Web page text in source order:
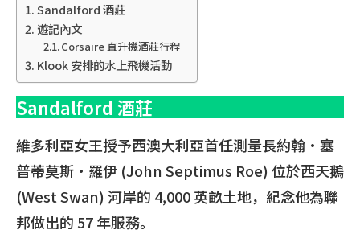
Sandalford 酒莊
遊記內文
Corsaire 直升機酒莊行程
Klook 安排的水上飛機活動
Sandalford 酒莊
維多利亞女王授予西澳大利亞首任測量長約翰·塞
普蒂莫斯·羅伊 (John Septimus Roe) 位於西天鵝
(West Swan) 河岸的 4,000 英畝土地，紀念他為聯
邦做出的 57 年服務。